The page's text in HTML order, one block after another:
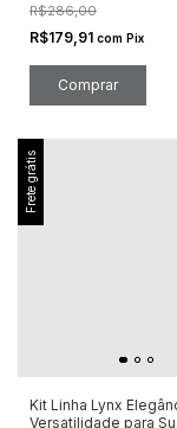
R$286,00
R$179,91 com Pix
Frete grátis
Kit Linha Lynx
Versatilidade para